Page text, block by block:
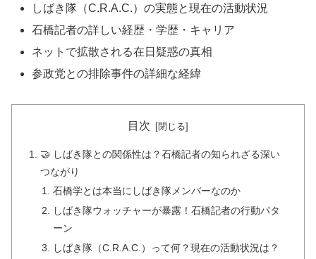
しばき隊（C.R.A.C.）の実態と現在の活動状況
石橋記者の詳しい経歴・学歴・キャリア
ネットで拡散される在日疑惑の真相
参政党との排除事件の詳細な経緯
目次
🤝 しばき隊との関係性は？石橋記者の知られざる深い
つながり
石橋学とは本当にしばき隊メンバーなのか
しばき隊ウォッチャーが暴露！石橋記者の行動パタ
ーン
しばき隊（C.R.A.C.）って何？現在の活動状況は？